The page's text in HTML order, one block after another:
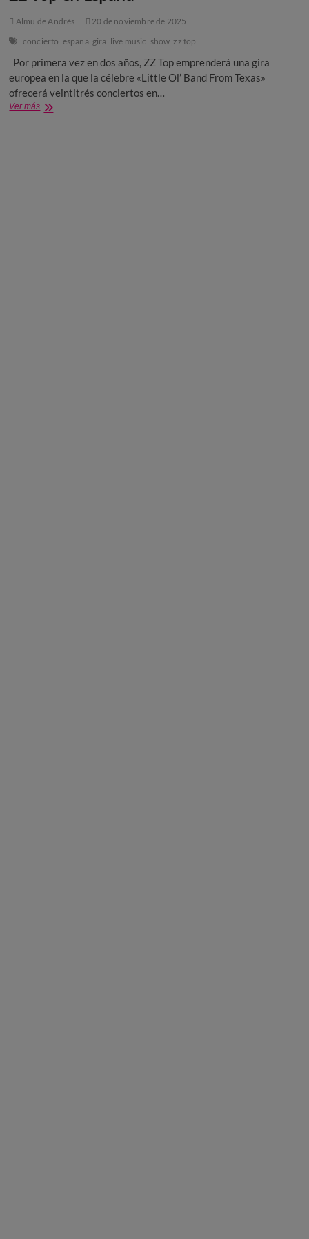
Almu de Andrés
20 de noviembre de 2025
concierto españa gira live music show zz top
Por primera vez en dos años, ZZ Top emprenderá una gira
europea en la que la célebre «Little Ol’ Band From Texas»
ofrecerá veintitrés conciertos en…
Ver másZZ